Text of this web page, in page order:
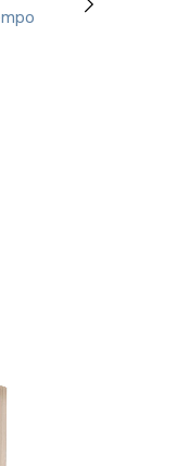
Livro Manual